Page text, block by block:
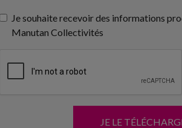
Je souhaite recevoir des informations
Manutan Collectivités
JE LE